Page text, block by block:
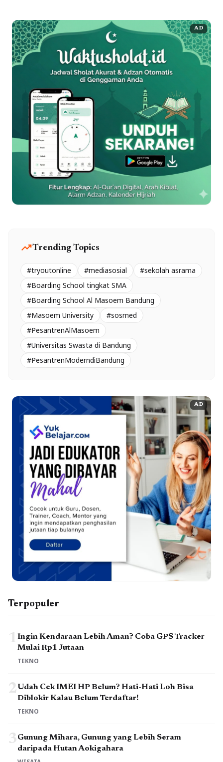
AD
trending_upTrending Topics
#tryoutonline #mediasosial
#sekolah asrama
#Boarding School tingkat SMA
#Boarding School Al Masoem Bandung
#Masoem University
#sosmed
#PesantrenAlMasoem
#Universitas Swasta di Bandung
#PesantrenModerndiBandung
AD
Terpopuler
1Ingin Kendaraan Lebih Aman? Coba GPS Tracker
Mulai Rp1 Jutaan
TEKNO
2Udah Cek IMEI HP Belum? Hati-Hati Loh Bisa
Diblokir Kalau Belum Terdaftar!
TEKNO
3Gunung Mihara, Gunung yang Lebih Seram
daripada Hutan Aokigahara